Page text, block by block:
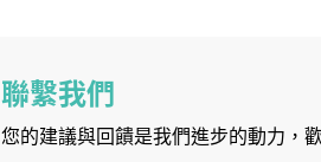
聯繫我們
您的建議與回饋是我們進步的動力，